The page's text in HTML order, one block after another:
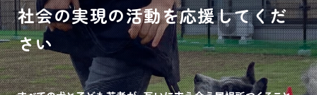
社会の実現の活動を応援してくだ
さい